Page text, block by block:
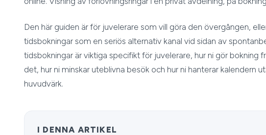
Den här guiden är för juvelerare som vill göra den övergången,
tidsbokningar som en seriös alternativ kanal vid sidan av
tidsbokningar är viktiga specifikt för juvelerare, hur ni gör bokning
det, hur ni minskar uteblivna besök och hur ni hanterar kalendern
huvudvärk.
I DENNA ARTIKEL